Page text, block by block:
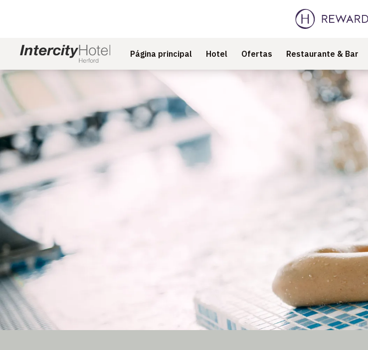
Página principal Hotel Ofertas Restaurante & Bar
Diapositivo 1 de 1